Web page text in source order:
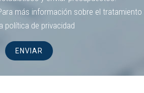
más información sobre el
política de privacidad